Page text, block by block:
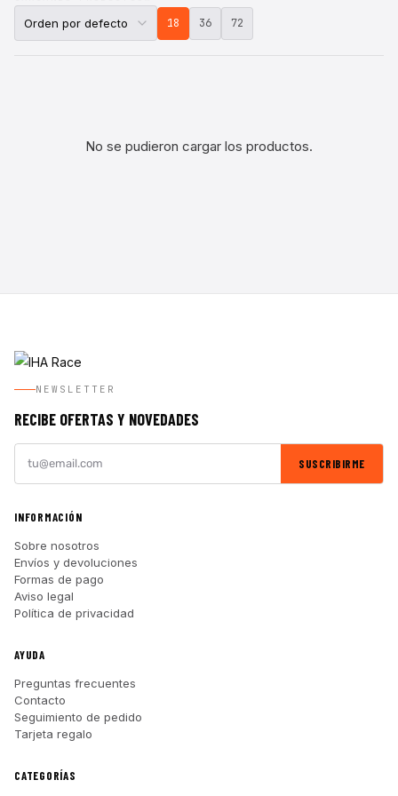
18 36 72
No se pudieron cargar los productos.
NEWSLETTER
RECIBE OFERTAS Y NOVEDADES
SUSCRIBIRME
INFORMACIÓN
Sobre nosotros
Envíos y devoluciones
Formas de pago
Aviso legal
Política de privacidad
AYUDA
Preguntas frecuentes
Contacto
Seguimiento de pedido
Tarjeta regalo
CATEGORÍAS